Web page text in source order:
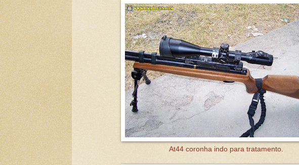
At44 coronha indo para tratamento.